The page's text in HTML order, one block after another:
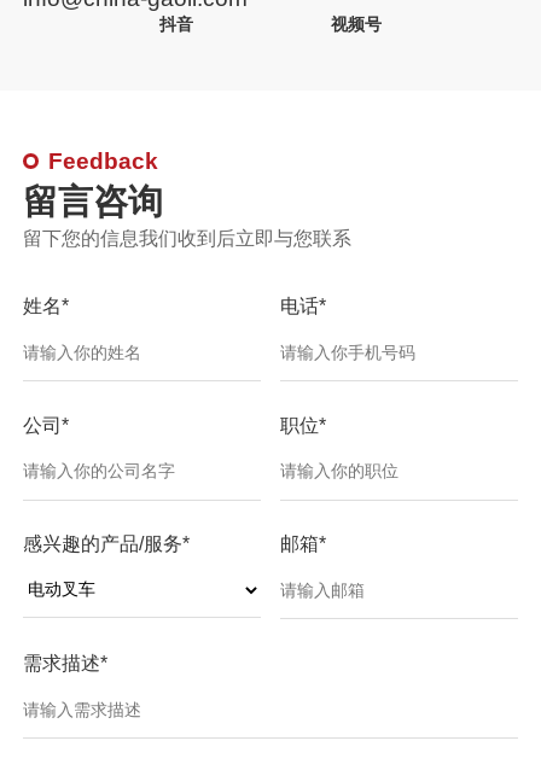
抖音 视频号
Feedback
留言咨询
留下您的信息我们收到后立即与您联系
姓名* 电话*
公司* 职位*
感兴趣的产品/服务* 邮箱*
需求描述*